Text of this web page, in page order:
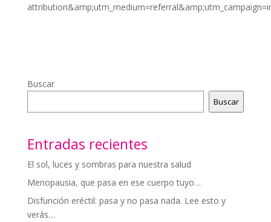
Buscar
Buscar
Entradas recientes
El sol, luces y sombras para nuestra salud
Menopausia, que pasa en ese cuerpo tuyo…
Disfunción eréctil: pasa y no pasa nada. Lee esto y
verás…